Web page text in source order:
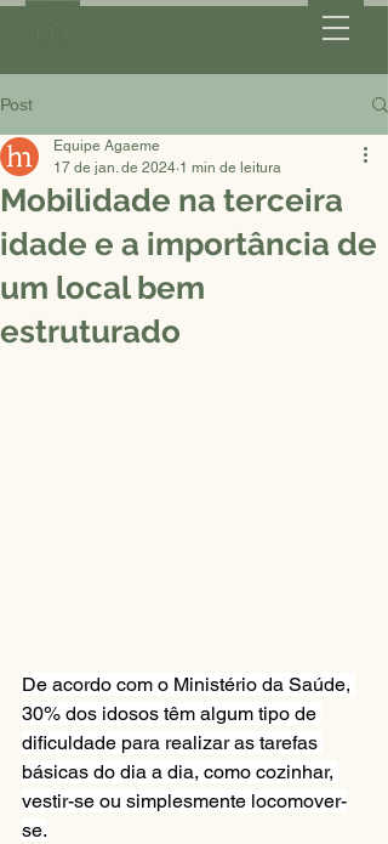
Post
Mobilidade na terceira
idade e a importância de
um local bem
estruturado
Equipe Agaeme
17 de jan. de 2024 1 min de leitura
De acordo com o Ministério da Saúde,
30% dos idosos têm algum tipo de
dificuldade para realizar as tarefas
básicas do dia a dia, como cozinhar,
vestir-se ou simplesmente locomover-
se.